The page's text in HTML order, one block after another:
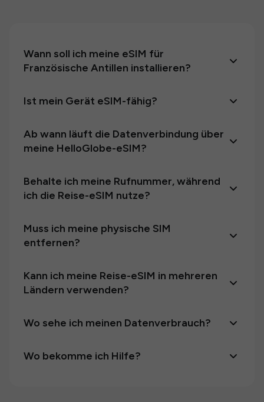
Wann soll ich meine eSIM für
Französische Antillen installieren?
Ist mein Gerät eSIM-fähig?
Ab wann läuft die Datenverbindung über
meine HelloGlobe-eSIM?
Behalte ich meine Rufnummer, während
ich die Reise-eSIM nutze?
Muss ich meine physische SIM
entfernen?
Kann ich meine Reise-eSIM in mehreren
Ländern verwenden?
Wo sehe ich meinen Datenverbrauch?
Wo bekomme ich Hilfe?